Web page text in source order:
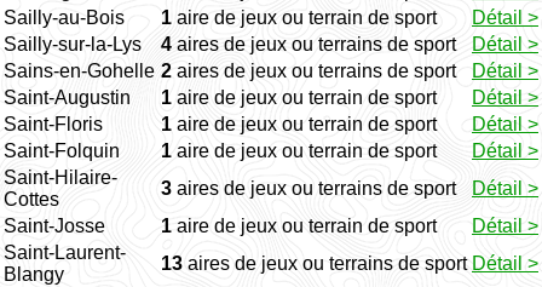
Sailly-au-Bois
1 aire de jeux ou terrain de sport
Détail >
Sailly-sur-la-Lys
4 aires de jeux ou terrains de sport
Détail >
Sains-en-Gohelle 2 aires de jeux ou terrains de sport
Détail >
Saint-Augustin
1 aire de jeux ou terrain de sport
Détail >
Saint-Floris
1 aire de jeux ou terrain de sport
Détail >
Saint-Folquin
1 aire de jeux ou terrain de sport
Détail >
Saint-Hilaire-
Cottes
3 aires de jeux ou terrains de sport
Détail >
Saint-Josse
1 aire de jeux ou terrain de sport
Détail >
Saint-Laurent-
Blangy
13 aires de jeux ou terrains de sport Détail >